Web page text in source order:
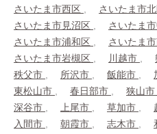
さいたま市西区 さいたま市
さいたま市見沼区
さいたま
さいたま市浦和区
さいたま
さいたま市岩槻区
川越市
秩父市
所沢市 飯能市
東松山市
春日部市 狭山市
深谷市
上尾市 草加市
入間市
朝霞市 志木市